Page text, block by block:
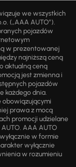
we wszystkich
(„AAA AUTO”).
pojazdów
w prezentowanej
najniższą ceną
aktualną ceną
jest zmienna i
pojazdów
każdego dnia.
obowiązującymi
prawa z mocą
promocji udzielane
AAA AUTO
w formie
wyłącznie
w rozumieniu